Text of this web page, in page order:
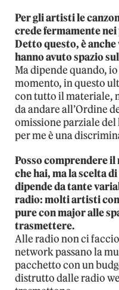
Per gli artisti le
crede fermamente
Detto questo, è
hanno avuto spazio
Ma dipende quando,
momento, in questo
con tutto il materiale,
da andare all’Ordine
omissione parziale
per me è una
Posso comprendere
che hai, ma la scelta
dipende da tante
radio: molti artisti
pure con major alle
trasmettere.
Alle radio non ci
network passano la
pacchetto con un
distrutto dalle radio